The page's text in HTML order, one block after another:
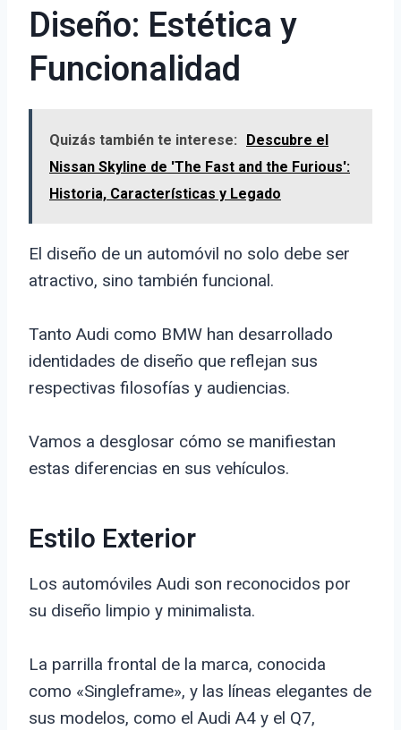
Diseño: Estética y
Funcionalidad
Quizás también te interese:
Descubre el
Nissan Skyline de 'The Fast and the Furious':
Historia, Características y Legado
El diseño de un automóvil no solo debe ser
atractivo, sino también funcional.
Tanto Audi como BMW han desarrollado
identidades de diseño que reflejan sus
respectivas filosofías y audiencias.
Vamos a desglosar cómo se manifiestan
estas diferencias en sus vehículos.
Estilo Exterior
Los automóviles Audi son reconocidos por
su diseño limpio y minimalista.
La parrilla frontal de la marca, conocida
como «Singleframe», y las líneas elegantes de
sus modelos, como el Audi A4 y el Q7,